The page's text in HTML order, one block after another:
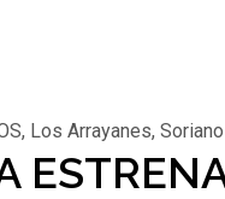
Los Arrayanes, Soriano